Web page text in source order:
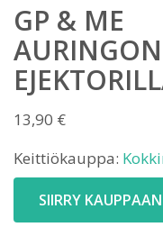
GP & ME
13,90 €
Keittiökauppa:
SIIRRY